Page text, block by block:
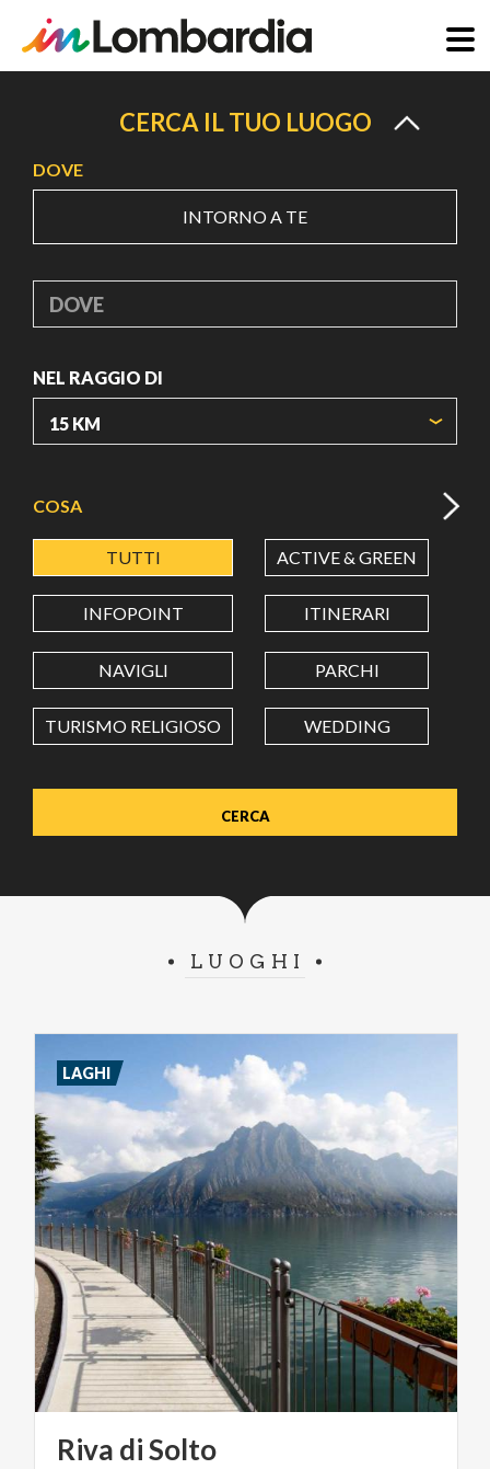
principale
CERCA IL TUO LUOGO
DOVE
INTORNO A TE
DOVE
NEL RAGGIO DI
LATITUDINE
LONGITUDINE
Value in decimal degrees. Use dot (.) as decimal separator.
COSA
TUTTI ACTIVE & GREEN
INFOPOINT ITINERARI
NAVIGLI PARCHI
TURISMO RELIGIOSO WEDDING
LUOGHI
Riva diSolto
LAGHI